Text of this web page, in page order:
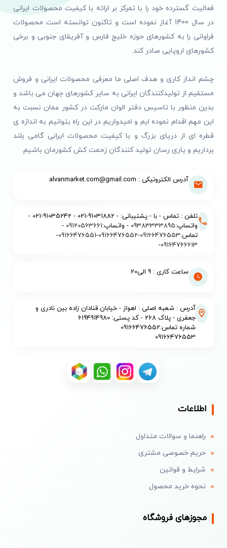
فعالیت گسترده خود را با تمرکز بر ارائه با کیفیت محصولات ایرانی
در سال 1400 آغاز نموده است و تاکنون توانسته است محصولات
فراوانی را به کشورهای حوزه خلیج فارس و آفریقای جنوبی و برخی
کشورهای اروپایی صادر کند.
چشم انداز کاری و هدف اصلی ما معرفی محصولات ایرانی و فروش
مستقیم از تولیدکنندگان ایرانی به سایر کشورهای جهان می باشد و
بدین منظور با تاسیس دفتر الوان مارکت در کشور عمان نسبت به
این مهم اقدام نموده ایم و امیدواریم در این راه بتوانیم به اندازه ی
قطره ای از دریای بزرگ و با کیفیت محصولات ایرانی گامی بلند
برداریم و یاری رسان تولید کنندگان زحمت کش کشورمان باشیم.
آدرس الکترونیکی : alvanmarket.com@gmail.com
تلفن : تماس - با - پشتیبانی: - 91031882-021 - 91035242-021 -
واتساپ:09383333895 - واتساپ:09120563661
-
تماس:09166476553
-
09166476552
-
09166476551
-
09164766613
-
ساعت کاری : 9 الی20
آدرس : شعبه اصلی : اهواز - خیابان قنادان زاده بین نادری و
جعفری - پلاک 268 - کد پستی: 6194914980
شماره تماس:09166476552
09166476553
اطلاعات
راهنما و سوالات متداول
حریم خصوصی مشتری
شرایط و قوانین
نحوه خرید محصول
مجوزهای فروشگاه